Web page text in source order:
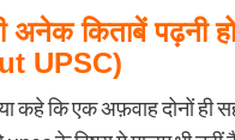
किताबें पढ़नी
UPSC)
कहे कि एक अफ़वाह दोनों ही